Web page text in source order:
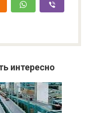
интересно